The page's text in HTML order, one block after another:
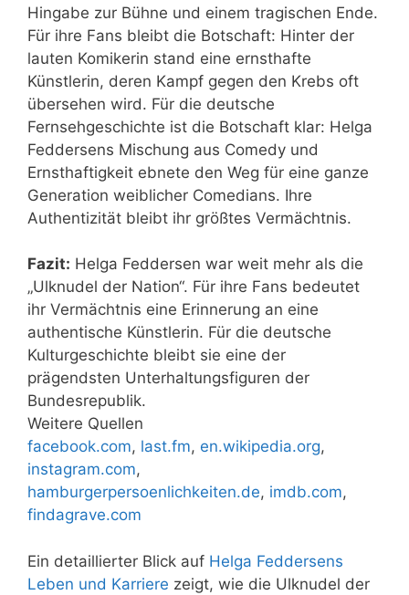
Hingabe zur Bühne und einem tragischen Ende.
Für ihre Fans bleibt die Botschaft: Hinter der
lauten Komikerin stand eine ernsthafte
Künstlerin, deren Kampf gegen den Krebs oft
übersehen wird. Für die deutsche
Fernsehgeschichte ist die Botschaft klar: Helga
Feddersens Mischung aus Comedy und
Ernsthaftigkeit ebnete den Weg für eine ganze
Generation weiblicher Comedians. Ihre
Authentizität bleibt ihr größtes Vermächtnis.
Fazit: Helga Feddersen war weit mehr als die
„Ulknudel der Nation“. Für ihre Fans bedeutet
ihr Vermächtnis eine Erinnerung an eine
authentische Künstlerin. Für die deutsche
Kulturgeschichte bleibt sie eine der
prägendsten Unterhaltungsfiguren der
Bundesrepublik.
Weitere Quellen
facebook.com, last.fm, en.wikipedia.org,
instagram.com,
hamburgerpersoenlichkeiten.de, imdb.com,
findagrave.com
Ein detaillierter Blick auf Helga Feddersens
Leben und Karriere zeigt, wie die Ulknudel der